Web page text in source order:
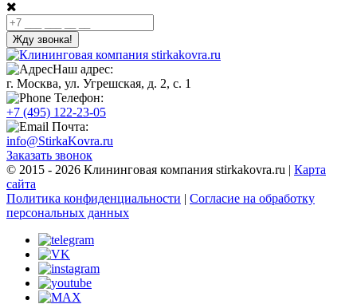
Жду звонка!
Наш адрес:
г. Москва, ул. Угрешская, д. 2, с. 1
Телефон:
+7 (495) 122-23-05
Почта:
info@StirkaKovra.ru
Заказать звонок
© 2015 - 2026 Клининговая компания stirkakovra.ru | Карта
сайта
Политика конфиденциальности | Согласие на обработку
персональных данных